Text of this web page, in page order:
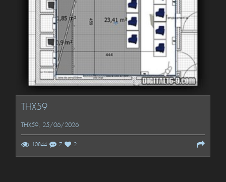
THX59
THX59, 25/06/2026
10844 7 2